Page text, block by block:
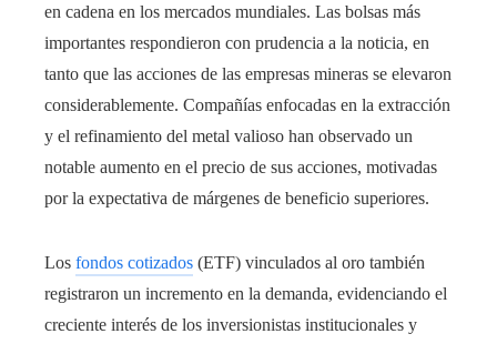
en cadena en los mercados mundiales. Las bolsas más
importantes respondieron con prudencia a la noticia, en
tanto que las acciones de las empresas mineras se elevaron
considerablemente. Compañías enfocadas en la extracción
y el refinamiento del metal valioso han observado un
notable aumento en el precio de sus acciones, motivadas
por la expectativa de márgenes de beneficio superiores.
Los fondos cotizados (ETF) vinculados al oro también
registraron un incremento en la demanda, evidenciando el
creciente interés de los inversionistas institucionales y